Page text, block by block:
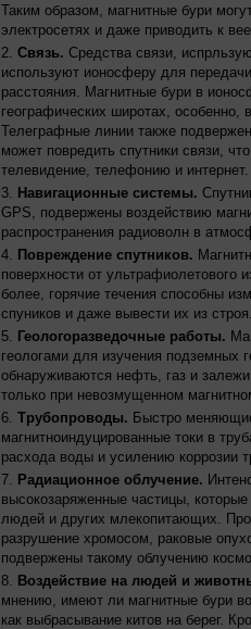
Таким образом, магнитные бури
электросетях и даже приводить к
Связь. Средства связи,
используют ионосферу для
расстояния. Магнитные бури в
географических широтах,
Телеграфные линии также
может повредить спутники связи,
телевидение, телефонию и интернет.
Навигационные системы.
GPS, подвержены воздействию
распространения радиоволн в
Повреждение спутников.
поверхности от ультрафиолетового
более, горячие течения способны
спуников и даже вывести их из
Геологоразведочные работы.
геологами для изучения подземных
обнаруживаются нефть, газ и
только при невозмущенном
Трубопроводы. Быстро
магнитноиндуцированные токи в
расхода воды и усилению коррозии
Радиационное облучение.
высокозаряженные частицы,
людей и других млекопитающих.
разрушение хромосом, раковые
подвержены такому облучению
Воздействие на людей и
мнению, имеют ли магнитные бури
как выбрасывание китов на берег.